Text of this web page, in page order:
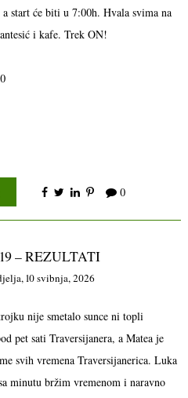
start će biti u 7:00h. Hvala svima na
i kafe. Trek ON!
0
– REZULTATI
10 svibnja, 2026
nije smetalo sunce ni topli
pet sati Traversijanera, a Matea je
svih vremena Traversijanerica. Luka
minutu bržim vremenom i naravno